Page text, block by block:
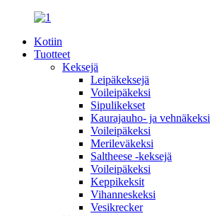
Kotiin
Tuotteet
Keksejä
Leipäkeksejä
Voileipäkeksi
Sipulikekset
Kaurajauho- ja vehnäkeksi
Voileipäkeksi
Merileväkeksi
Saltheese -keksejä
Voileipäkeksi
Keppikeksit
Vihanneskeksi
Vesikrecker